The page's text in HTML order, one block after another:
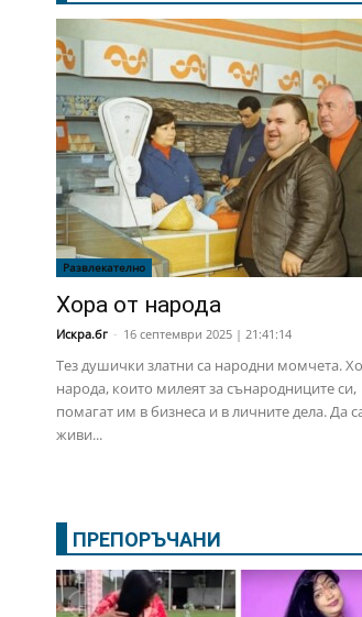
Развлекателно
Хора от народа
Искра.бг - 16 септември 2025 | 21:41:14
Тез душички златни са народни момчета.
народа, които милеят за сънародниците си,
помагат им в бизнеса и в личните дела. Да
живи...
ПРЕПОРЪЧАНИ